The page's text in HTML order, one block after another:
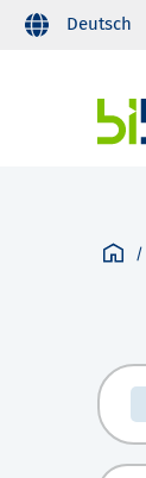
Deutsch